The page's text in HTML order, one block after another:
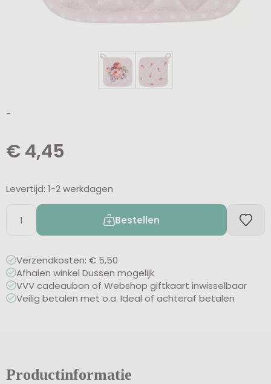
-
€4,45
Levertijd: 1-2 werkdagen
Bestellen
Verzendkosten: € 5,50
Afhalen winkel Dussen mogelijk
VVV cadeaubon of Webshop giftkaart inwisselbaar
Veilig betalen met o.a. Ideal of achteraf betalen
Productinformatie